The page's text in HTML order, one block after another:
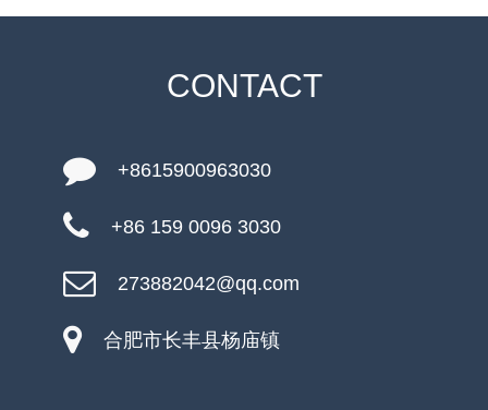
CONTACT
+8615900963030
+86 159 0096 3030
273882042@qq.com
合肥市长丰县杨庙镇